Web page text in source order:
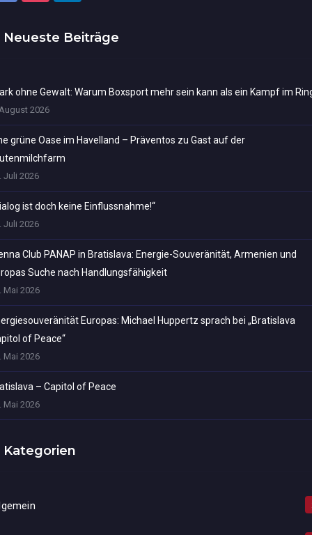
Neueste Beiträge
ohne Gewalt: Warum Boxsport mehr sein kann als ein Kampf im
2026
grüne Oase im Havelland – Präventos zu Gast auf der
Juli 2026
ist doch keine Einflussnahme!“
Juli 2026
Club PANAP in Bratislava: Energie-Souveränität, Armenien und
Suche nach Handlungsfähigkeit
Mai 2026
Europas: Michael Huppertz sprach bei „Bratislava
of Peace“
Mai 2026
– Capitol of Peace
Mai 2026
Kategorien